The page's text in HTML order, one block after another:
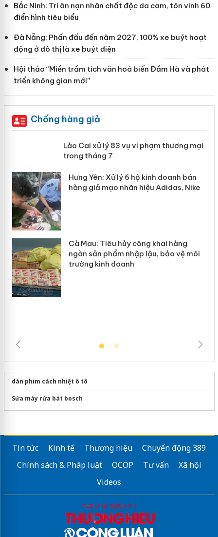
Bắc Ninh: Tri ân nạn nhân chất độc da cam, tôn vinh 60
điển hình tiêu biểu
Đà Nẵng: Phấn đấu đến năm 2027, 100% xe buýt hoạt
động ở đô thị là xe buýt điện
Hội thảo “Miền trầm tích văn hoá biển Đầm Hà và phát
triển không gian mới”
Chống hàng giả
Lào Cai xử lý 83 vụ vi phạm thương
mại trong tháng 7
dán phim cách nhiệt ô tô
Sửa máy rửa bát bosch
Tin tức Kinh tế Thương hiệu
Chuyển động 389
Chính sách & Pháp luật
OCOP Tư vấn
Xã hội
Videos